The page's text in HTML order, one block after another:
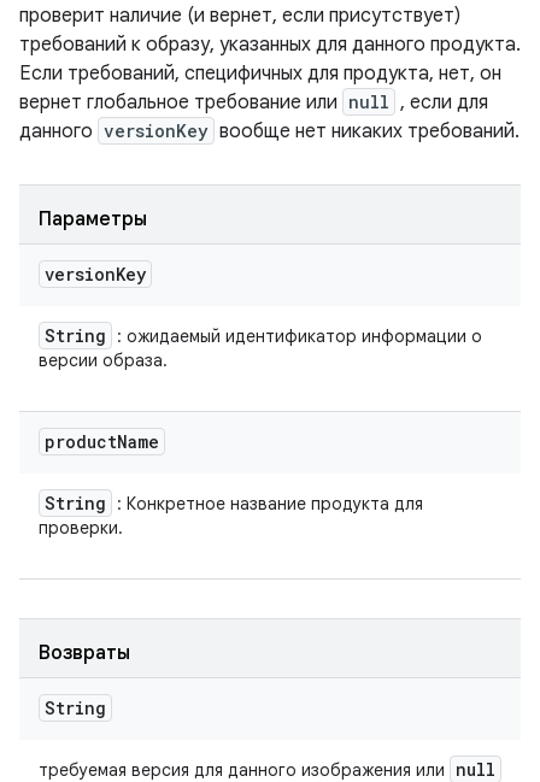
проверит наличие (и вернет, если присутствует)
требований к образу, указанных для данного продукта.
Если требований, специфичных для продукта, нет, он
вернет глобальное требование или null , если для
данного versionKey вообще нет никаких требований.
Параметры
versionKey
String
: ожидаемый идентификатор информации о
версии образа.
productName
String
: Конкретное название продукта для
проверки.
Возвраты
String
требуемая версия для данного изображения или null